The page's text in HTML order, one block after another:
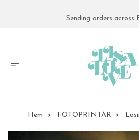
Sending orders across
Hem FOTOPRINTAR